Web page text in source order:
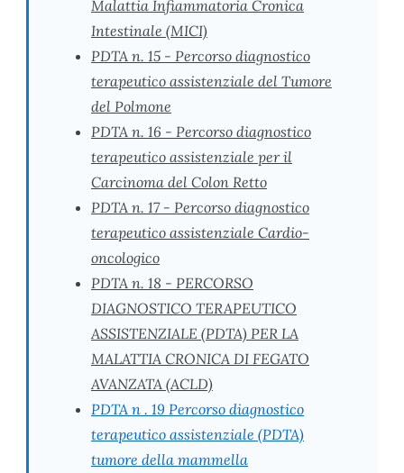
Malattia Infiammatoria Cronica
Intestinale (MICI)
PDTA n. 15 - Percorso diagnostico
terapeutico assistenziale del Tumore
del Polmone
PDTA n. 16 - Percorso diagnostico
terapeutico assistenziale per il
Carcinoma del Colon Retto
PDTA n. 17 - Percorso diagnostico
terapeutico assistenziale Cardio-
oncologico
PDTA n. 18 - PERCORSO
DIAGNOSTICO TERAPEUTICO
ASSISTENZIALE (PDTA) PER LA
MALATTIA CRONICA DI FEGATO
AVANZATA (ACLD)
PDTA n . 19 Percorso diagnostico
terapeutico assistenziale (PDTA)
tumore della mammella